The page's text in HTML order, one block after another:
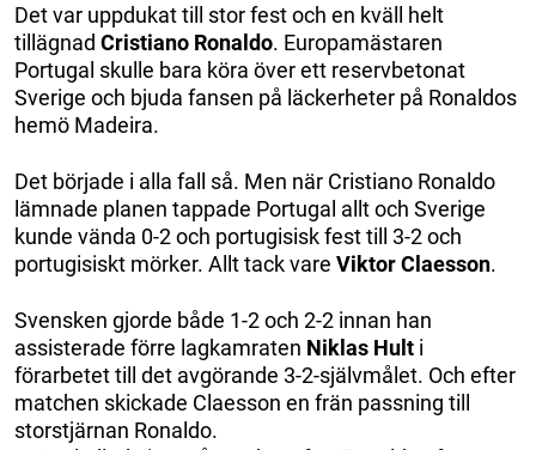
Det var uppdukat till stor fest och en kväll helt
tillägnad Cristiano Ronaldo. Europamästaren
Portugal skulle bara köra över ett reservbetonat
Sverige och bjuda fansen på läckerheter på Ronaldos
hemö Madeira.
Det började i alla fall så. Men när Cristiano Ronaldo
lämnade planen tappade Portugal allt och Sverige
kunde vända 0-2 och portugisisk fest till 3-2 och
portugisiskt mörker. Allt tack vare Viktor Claesson.
Svensken gjorde både 1-2 och 2-2 innan han
assisterade förre lagkamraten Niklas Hult i
förarbetet till det avgörande 3-2-självmålet. Och efter
matchen skickade Claesson en frän passning till
storstjärnan Ronaldo.